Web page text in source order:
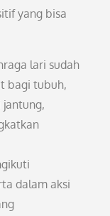
yang bisa
lari sudah
bagi tubuh,
dalam aksi